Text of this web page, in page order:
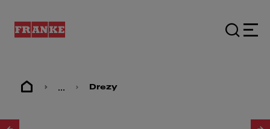
... Drezy